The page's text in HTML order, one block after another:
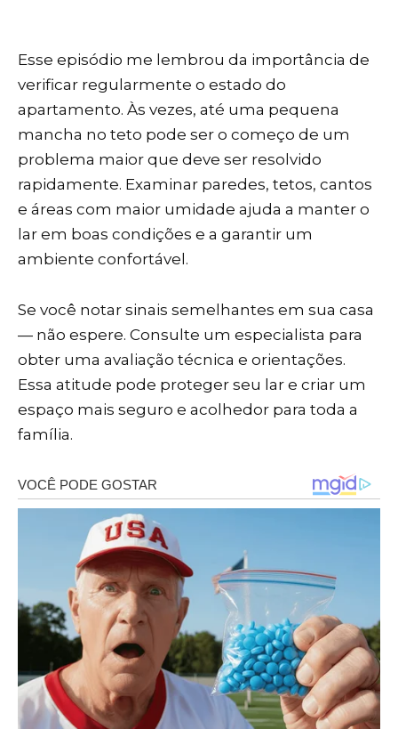
Esse episódio me lembrou da importância de
verificar regularmente o estado do
apartamento. Às vezes, até uma pequena
mancha no teto pode ser o começo de um
problema maior que deve ser resolvido
rapidamente. Examinar paredes, tetos, cantos
e áreas com maior umidade ajuda a manter o
lar em boas condições e a garantir um
ambiente confortável.
Se você notar sinais semelhantes em sua casa
— não espere. Consulte um especialista para
obter uma avaliação técnica e orientações.
Essa atitude pode proteger seu lar e criar um
espaço mais seguro e acolhedor para toda a
família.